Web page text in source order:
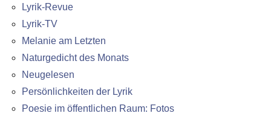
Lyrik-Revue
Lyrik-TV
Melanie am Letzten
Naturgedicht des Monats
Neugelesen
Persönlichkeiten der Lyrik
Poesie im öffentlichen Raum: Fotos